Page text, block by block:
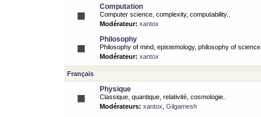
Computation
Computer science, complexity, computability..
Modérateur: xantox
Philosophy
Philosophy of mind, epistemology, philosophy of science..
Modérateur: xantox
Français
Physique
Classique, quantique, relativité, cosmologie..
Modérateurs: xantox Gilgamesh